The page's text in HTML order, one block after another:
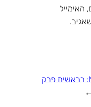
בראשית פרק
→